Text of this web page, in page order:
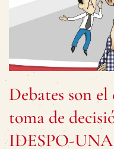
Debates son
toma de
IDESPO-UNA